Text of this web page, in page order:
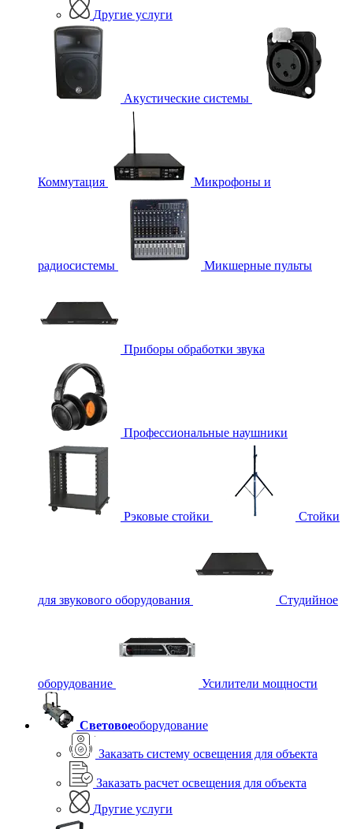
Другие услуги
Акустические системы
Коммутация Микрофоны и
радиосистемы Микшерные пульты
Приборы обработки звука
Профессиональные наушники
Рэковые стойки Стойки
для звукового оборудования Студийное
оборудование Усилители мощности
Световоеоборудование
Заказать систему освещения для объекта
Заказать расчет освещения для объекта
Другие услуги